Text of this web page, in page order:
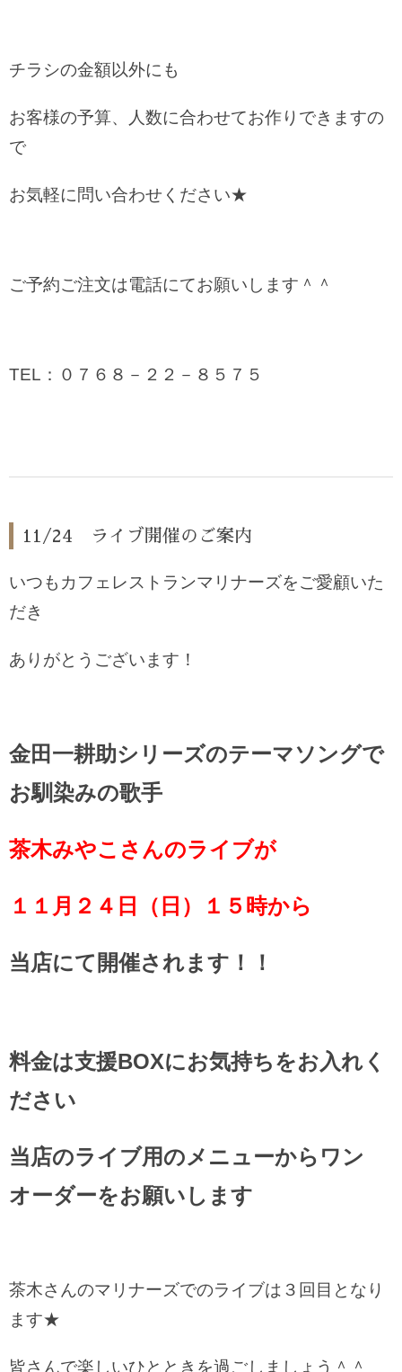
チラシの金額以外にも
お客様の予算、人数に合わせてお作りできますの
で
お気軽に問い合わせください★
ご予約ご注文は電話にてお願いします＾＾
TEL：０７６８－２２－８５７５
11/24 ライブ開催のご案内
いつもカフェレストランマリナーズをご愛顧いた
だき
ありがとうございます！
金田一耕助シリーズのテーマソングで
お馴染みの歌手
茶木みやこさんのライブが
１１月２４日（日）１５時から
当店にて開催されます！！
料金は支援BOXにお気持ちをお入れく
ださい
当店のライブ用のメニューからワン
オーダーをお願いします
茶木さんのマリナーズでのライブは３回目となり
ます★
皆さんで楽しいひとときを過ごしましょう＾＾